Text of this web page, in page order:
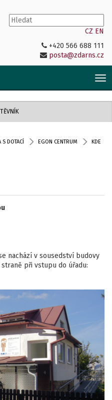
CZ EN
+420 566 688 111
posta@zdarns.cz
S DOTACÍ EGON CENTRUM
KDE
nachází v sousedství budovy
straně při vstupu do úřadu: